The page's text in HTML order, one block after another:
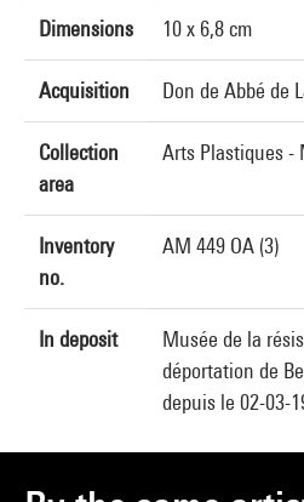
Dimensions 10 x 6,8 cm
Acquisition Don de Abbé de
Collection
area
Arts Plastiques -
Inventory
no.
AM 449 OA (3)
In deposit
Musée de la
déportation de
depuis le 02-03-